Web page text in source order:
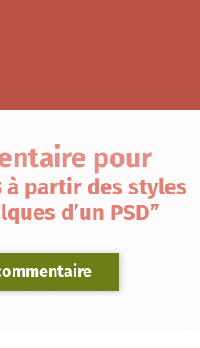
pour
à partir des styles
d’un PSD”